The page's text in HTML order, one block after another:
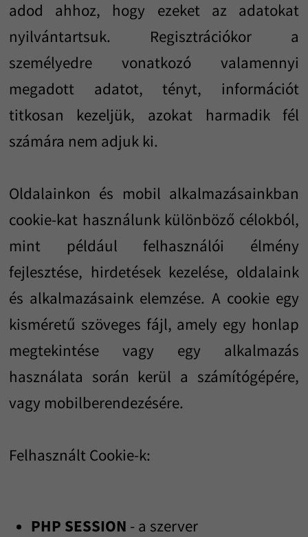
adod ahhoz, hogy ezeket az adatokat
nyilvántartsuk. Regisztrációkor a
személyedre vonatkozó valamennyi
megadott adatot, tényt, információt
titkosan kezeljük, azokat harmadik fél
számára nem adjuk ki.
Oldalainkon és mobil alkalmazásainkban
cookie-kat használunk különböző célokból,
mint például felhasználói élmény
fejlesztése, hirdetések kezelése, oldalaink
és alkalmazásaink elemzése. A cookie egy
kisméretű szöveges fájl, amely egy honlap
megtekintése vagy egy alkalmazás
használata során kerül a számítógépére,
vagy mobilberendezésére.
Felhasznált Cookie-k:
PHP SESSION - a szerver